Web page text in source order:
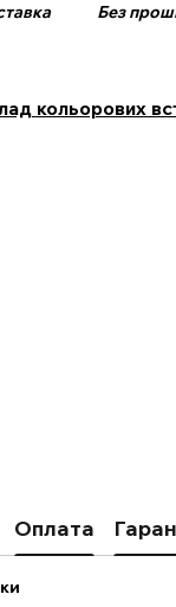
Без
кольорових
Оплата